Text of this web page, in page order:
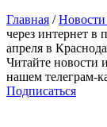
Главная /
через интернет в
апреля в
Читайте новости
нашем телеграм-
Подписаться